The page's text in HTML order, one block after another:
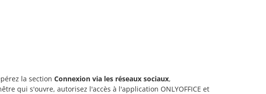
la section Connexion via les réseaux sociaux,
qui s'ouvre, autorisez l'accès à l'application ONLYOFFICE et